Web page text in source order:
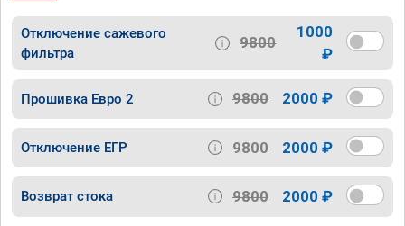
Отключение сажевого
фильтра
9800
1000
₽
Прошивка Евро 2 9800 2000 ₽
Отключение ЕГР 9800 2000 ₽
Возврат стока 9800 2000 ₽